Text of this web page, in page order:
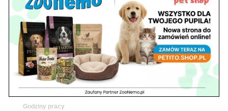
Znajdź nas
Adres
05-120 Legionowo
ul. Piłsudskiego 31,
pawilon 134
tel./fax. 22 784 71 96
Godziny pracy